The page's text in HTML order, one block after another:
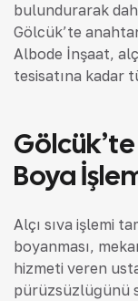
bulundurarak
Gölcük’te
Albode İnşaat,
tesisatına kadar
Gölcük’te
Boya
Alçı sıva işlemi
boyanması,
hizmeti veren
pürüzsüzlüğünü